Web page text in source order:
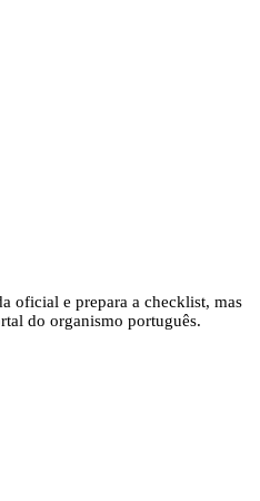
oficial e prepara a checklist, mas
do organismo português.